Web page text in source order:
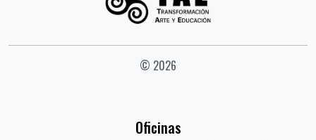
© 2026
Oficinas